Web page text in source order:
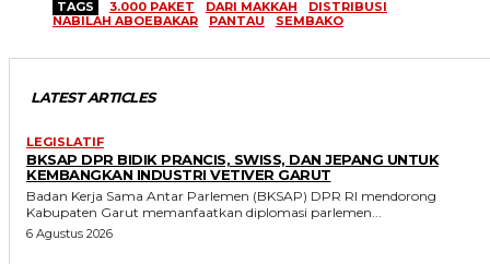
TAGS 3.000 PAKET DARI MAKKAH
DISTRIBUSI
NABILAH ABOEBAKAR
PANTAU SEMBAKO
LATEST ARTICLES
LEGISLATIF
BKSAP DPR BIDIK PRANCIS, SWISS, DAN JEPANG UNTUK
KEMBANGKAN INDUSTRI VETIVER GARUT
Badan Kerja Sama Antar Parlemen (BKSAP) DPR RI mendorong
Kabupaten Garut memanfaatkan diplomasi parlemen...
6 Agustus 2026